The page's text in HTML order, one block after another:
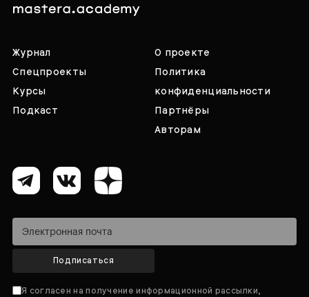
Журнал
Спецпроекты
Курсы
Подкаст
О проекте
Политика
конфиденциальности
Партнёры
Авторам
Подписаться
Я согласен на получение информационной рассылки,